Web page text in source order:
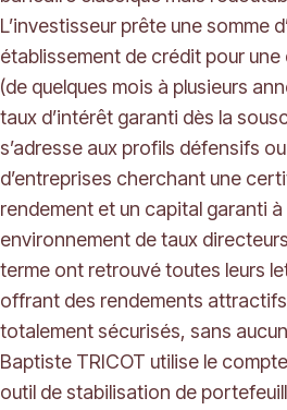
L’investisseur prête une somme
établissement de crédit pour une
(de quelques mois à plusieurs
taux d’intérêt garanti dès la
s’adresse aux profils défensifs
d’entreprises cherchant une
rendement et un capital garanti à
environnement de taux
terme ont retrouvé toutes leurs
offrant des rendements
totalement sécurisés, sans
Baptiste TRICOT utilise le
outil de stabilisation de